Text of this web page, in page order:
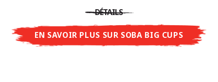
Yuzu, épicé et relevé avec Spicy Miso, ou
crémeux et gourmand avec Tonkotsu. Le goût
authentique du restaurant – à savourer chez
DÉTAILS
EN SAVOIR PLUS SUR SOBA BIG CUPS
expérience gustative asiatique authentique.
DÉTAILS